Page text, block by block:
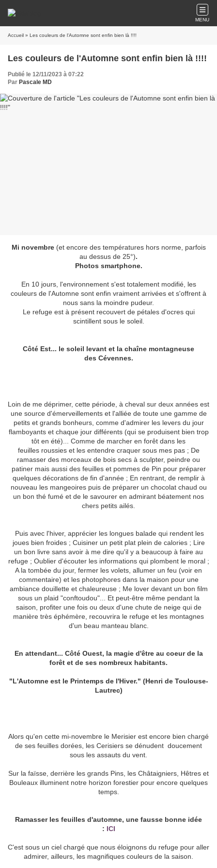
MENU
Accueil » Les couleurs de l'Automne sont enfin bien là !!!!
Les couleurs de l'Automne sont enfin bien là !!!!
Publié le 12/11/2023 à 07:22
Par Pascale MD
Mi novembre (et encore des températures hors norme, parfois
au dessus de 25°).
Photos smartphone.
En 10 jours, l'environnement s'est totalement modifié, les
couleurs de l'Automne sont enfin vraiment arrivées et s'offrent à
nous sans la moindre pudeur.
Le refuge est à présent recouvert de pétales d'ocres qui
scintillent sous le soleil.
Côté Est... le soleil levant et la chaîne montagneuse
des Cévennes.
Loin de me déprimer, cette période, à cheval sur deux années est
une source d'émerveillements et l'alliée de toute une gamme de
petits et grands bonheurs, comme d'admirer les levers du jour
flamboyants et chaque jour différents (qui se produisent bien trop
tôt en été)... Comme de marcher en forêt dans les
feuilles roussies et les entendre craquer sous mes pas ; De
ramasser des morceaux de bois secs à sculpter, peindre ou
patiner mais aussi des feuilles et pommes de Pin pour préparer
quelques décorations de fin d'année ; En rentrant, de remplir à
nouveau les mangeoires puis de préparer un chocolat chaud ou
un bon thé fumé et de le savourer en admirant béatement nos
chers petits ailés.
Puis avec l'hiver, apprécier les longues balade qui rendent les
joues bien froides ; Cuisiner un petit plat plein de calories ; Lire
un bon livre sans avoir à me dire qu'il y a beaucoup à faire au
refuge ; Oublier d'écouter les informations qui plombent le moral ;
A la tombée du jour, fermer les volets, allumer un feu (voir en
commentaire) et les photophores dans la maison pour une
ambiance douillette et chaleureuse ; Me lover devant un bon film
sous un plaid "conftoudou"... Et peut-être même pendant la
saison, profiter une fois ou deux d'une chute de neige qui de
manière très éphémère, recouvrira le refuge et les montagnes
d'un beau manteau blanc.
En attendant... Côté Ouest, la magie d'être au coeur de la
forêt et de ses nombreux habitants.
"L'Automne est le Printemps de l'Hiver." (Henri de Toulouse-
Lautrec)
Alors qu'en cette mi-novembre le Merisier est encore bien chargé
de ses feuilles dorées, les Cerisiers se dénudent doucement
sous les assauts du vent.
Sur la faïsse, derrière les grands Pins, les Châtaigniers, Hêtres et
Bouleaux illuminent notre horizon forestier pour encore quelques
temps.
Ramasser les feuilles d'automne, une fausse bonne idée
: ICI
C'est sous un ciel chargé que nous éloignons du refuge pour aller
admirer, ailleurs, les magnifiques couleurs de la saison.